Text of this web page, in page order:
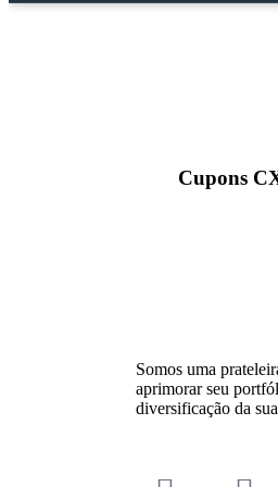
Cupons
Somos uma
aprimorar seu
diversificação da